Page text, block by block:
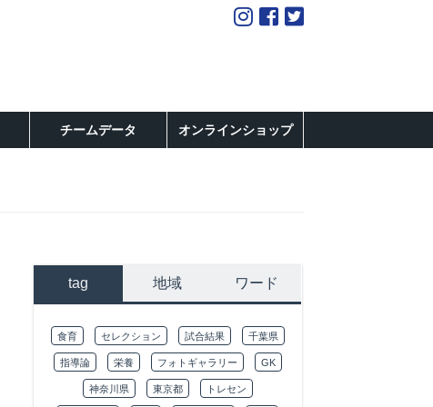
チームデータ オンラインショップ
tag 地域 ワード
食育 セレクション 試合結果 千葉県
指導論 栄養 フォトギャラリー GK
神奈川県 東京都 トレセン